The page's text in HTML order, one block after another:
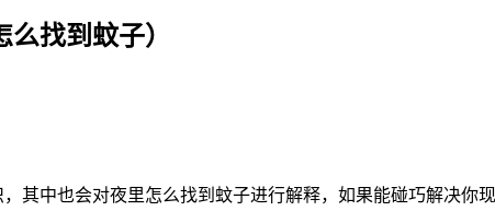
找到蚊子）
其中也会对夜里怎么找到蚊子进行解释，如果能碰巧解决你